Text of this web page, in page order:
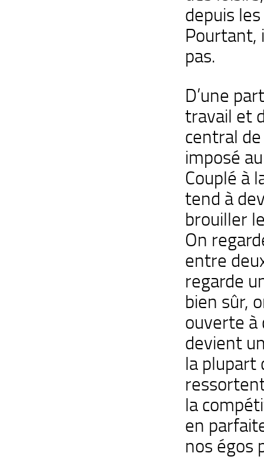
depuis
Pourtant,
pas.
D’une
travail et
central
imposé
Couplé à
tend à
brouiller
On
entre
regarde
bien sûr,
ouverte à
devient
la plupart
la
en
nos égos